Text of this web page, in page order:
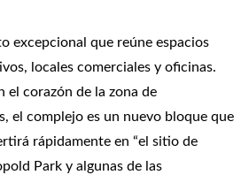
excepcional que reúne espacios
locales comerciales y oficinas.
el corazón de la zona de
el complejo es un nuevo bloque que
rápidamente en “el sitio de
Park y algunas de las